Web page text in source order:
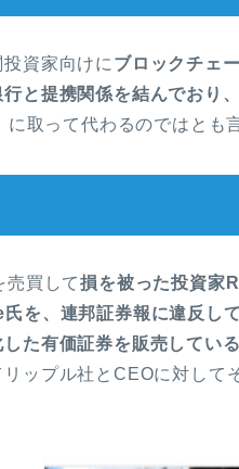
資家向けに ブロックチェ
と提携関係を結んでおり、
取って代わるのではとも
売買して損を被った投資家
を、 連邦証券報に違反し
た有価証券を販売している
ップル社とCEOに対して